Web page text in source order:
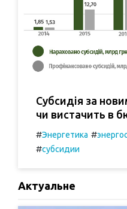
Субсидія за
чи вистачить в
#Энергетика #
#субсидии
Актуальне